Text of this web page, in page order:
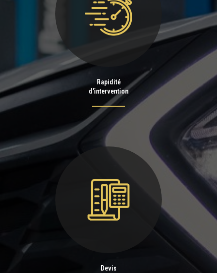
Rapidité
d'intervention
Devis